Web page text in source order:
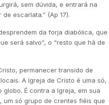
sem dúvida, e entrará na
escarlata.” (Ap 17).
da forja diabólica, que
será salvo”, o “resto que há de
permanecer transido de
A Igreja de Cristo é uma só,
É contra a Igreja, em sua
um só grupo de crentes fiéis que